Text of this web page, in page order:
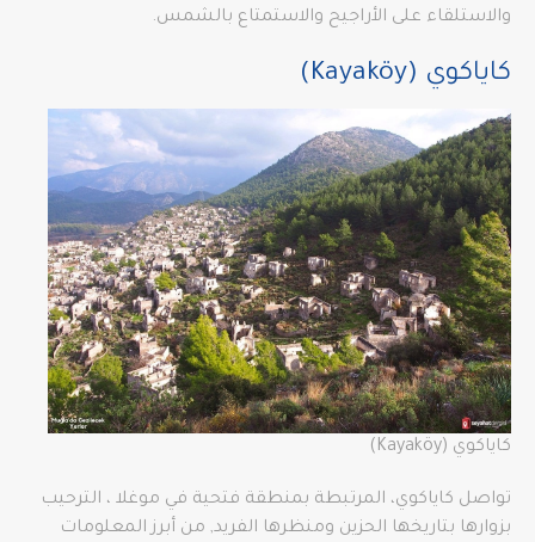
والاستلقاء على الأراجيح والاستمتاع بالشمس.
كاياكوي (Kayaköy)
كاياكوي (Kayaköy)
تواصل كاياكوي، المرتبطة بمنطقة فتحية في موغلا ، الترحيب
بزوارها بتاريخها الحزين ومنظرها الفريد, من أبرز المعلومات